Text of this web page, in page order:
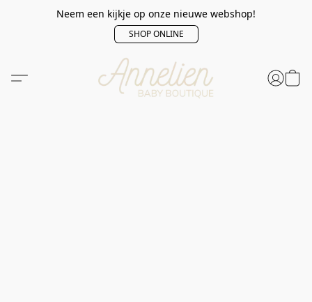
Neem een kijkje op onze nieuwe webshop!
SHOP ONLINE